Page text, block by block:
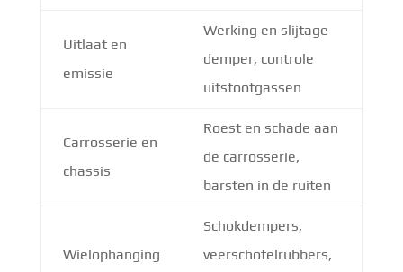
Uitlaat en
emissie
Werking en slijtage
demper, controle
uitstootgassen
Carrosserie en
chassis
Roest en schade aan
de carrosserie,
barsten in de ruiten
Wielophanging
Schokdempers,
veerschotelrubbers,